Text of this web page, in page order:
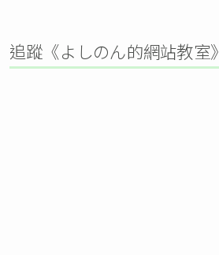
追蹤《よしのん的網站教室》